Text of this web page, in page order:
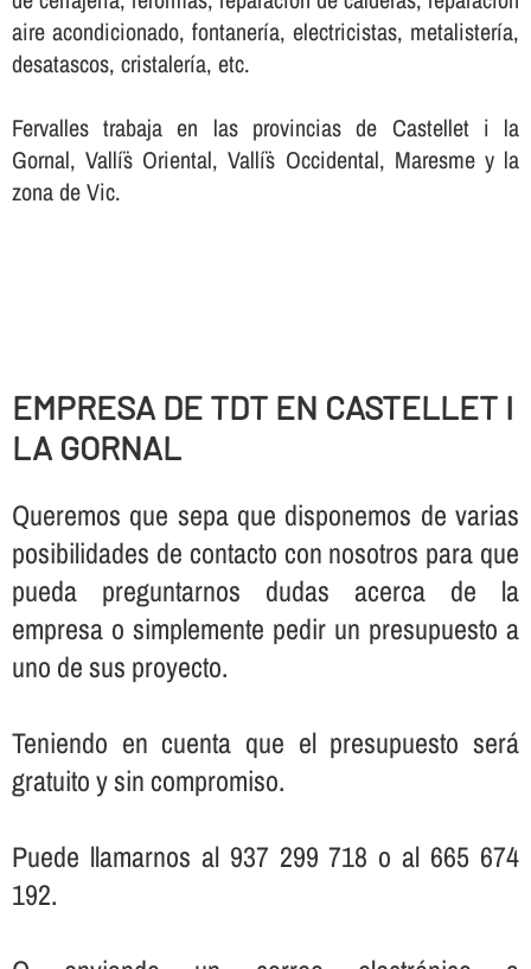
aire acondicionado, fontanerí­a, electricistas, metalisterí­a,
desatascos, cristalerí­a, etc.
Fervalles trabaja en las provincias de Castellet i la
Gornal, Vallí¨s Oriental, Vallí¨s Occidental, Maresme y la
zona de Vic.
EMPRESA DE TDT EN CASTELLET I
LA GORNAL
Queremos que sepa que disponemos de varias
posibilidades de contacto con nosotros para que
pueda preguntarnos dudas acerca de la
empresa o simplemente pedir un presupuesto a
uno de sus proyecto.
Teniendo en cuenta que el presupuesto será
gratuito y sin compromiso.
Puede llamarnos al 937 299 718 o al 665 674
192.